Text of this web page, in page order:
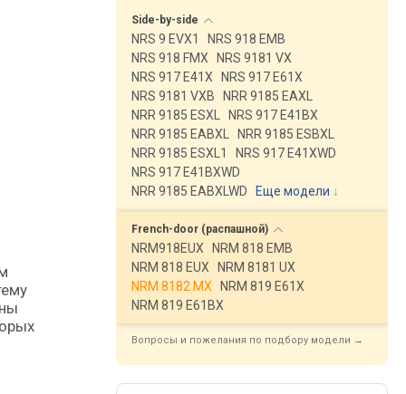
Side-by-side
NRS 9 EVX1
NRS 918 EMB
NRS 918 FMX
NRS 9181 VX
NRS 917 E41X
NRS 917 E61X
NRS 9181 VXB
NRR 9185 EAXL
NRR 9185 ESXL
NRS 917 E41BX
NRR 9185 EABXL
NRR 9185 ESBXL
NRR 9185 ESXL1
NRS 917 E41XWD
NRS 917 E41BXWD
NRR 9185 EABXLWD
Еще модели ↓
French-door (распашной)
NRM918EUX
NRM 818 EMB
NRM 818 EUX
NRM 8181 UX
NRM 8182 MX
NRM 819 E61X
NRM 819 E61BX
Вопросы и пожелания по подбору модели →